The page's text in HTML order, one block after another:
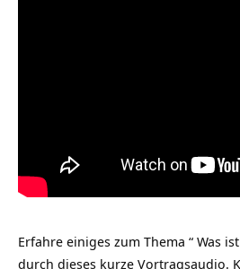
Erfahre einiges zum Thema “ Was
durch dieses kurze Vortragsaudio.